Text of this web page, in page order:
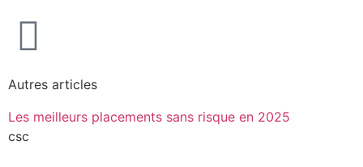
Autres articles
Les meilleurs placements sans risque en 2025
csc